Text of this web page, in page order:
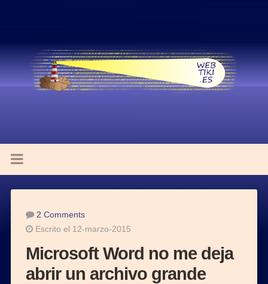
2 Comments
Escrito el 12-marzo-2015
Microsoft Word no me deja
abrir un archivo grande